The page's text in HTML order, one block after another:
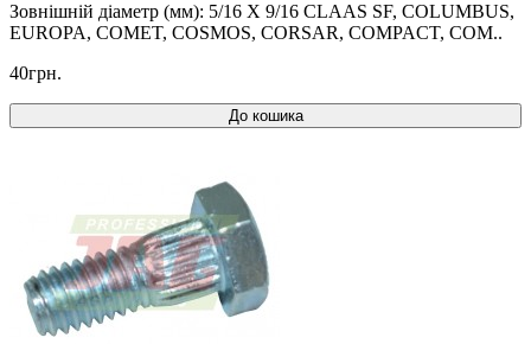
Зовнішній діаметр (мм): 5/16 X 9/16 CLAAS SF, COLUMBUS,
EUROPA, COMET, COSMOS, CORSAR, COMPACT, COM..
40грн.
До кошика